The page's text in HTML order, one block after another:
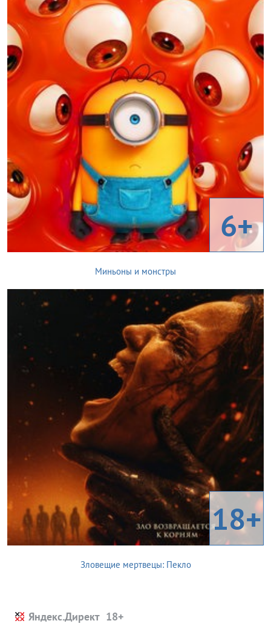
6+
Миньоны и монстры
18+
Зловещие мертвецы: Пекло
Яндекс.Директ